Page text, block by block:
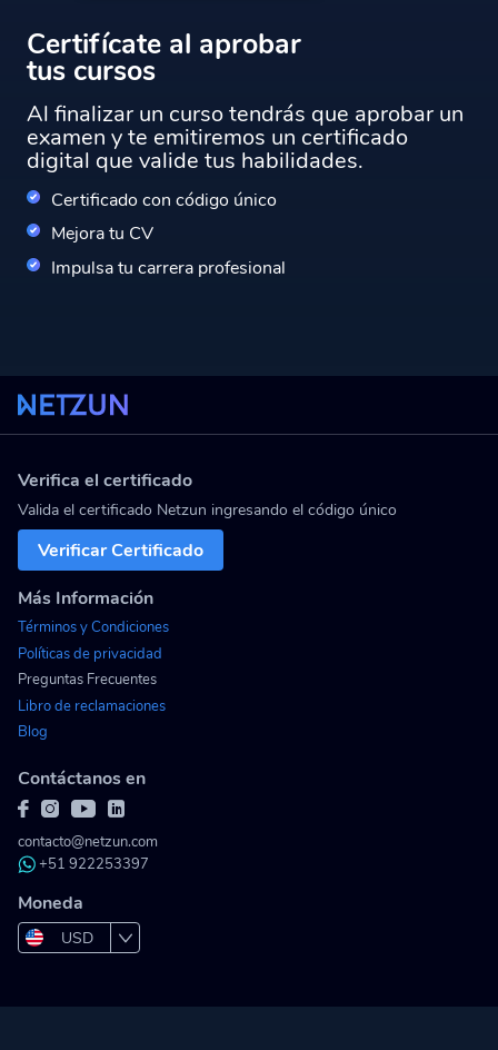
Certifícate al aprobar
tus cursos
Al finalizar un curso tendrás que aprobar un
examen y te emitiremos un certificado
digital que valide tus habilidades.
Certificado con código único
Mejora tu CV
Impulsa tu carrera profesional
Verifica el certificado
Valida el certificado Netzun ingresando el código único
Verificar Certificado
Más Información
Términos y Condiciones
Políticas de privacidad
Preguntas Frecuentes
Libro de reclamaciones
Blog
Contáctanos en
contacto@netzun.com
+51 922253397
Moneda
USD